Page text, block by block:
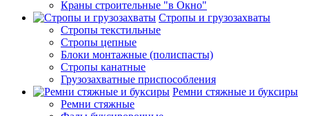
Краны строительные "в Окно"
Стропы и грузозахваты
Стропы текстильные
Стропы цепные
Блоки монтажные (полиспасты)
Стропы канатные
Грузозахватные приспособления
Ремни стяжные и буксиры
Ремни стяжные